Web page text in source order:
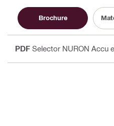
Brochure
PDF Selector NURON Accu